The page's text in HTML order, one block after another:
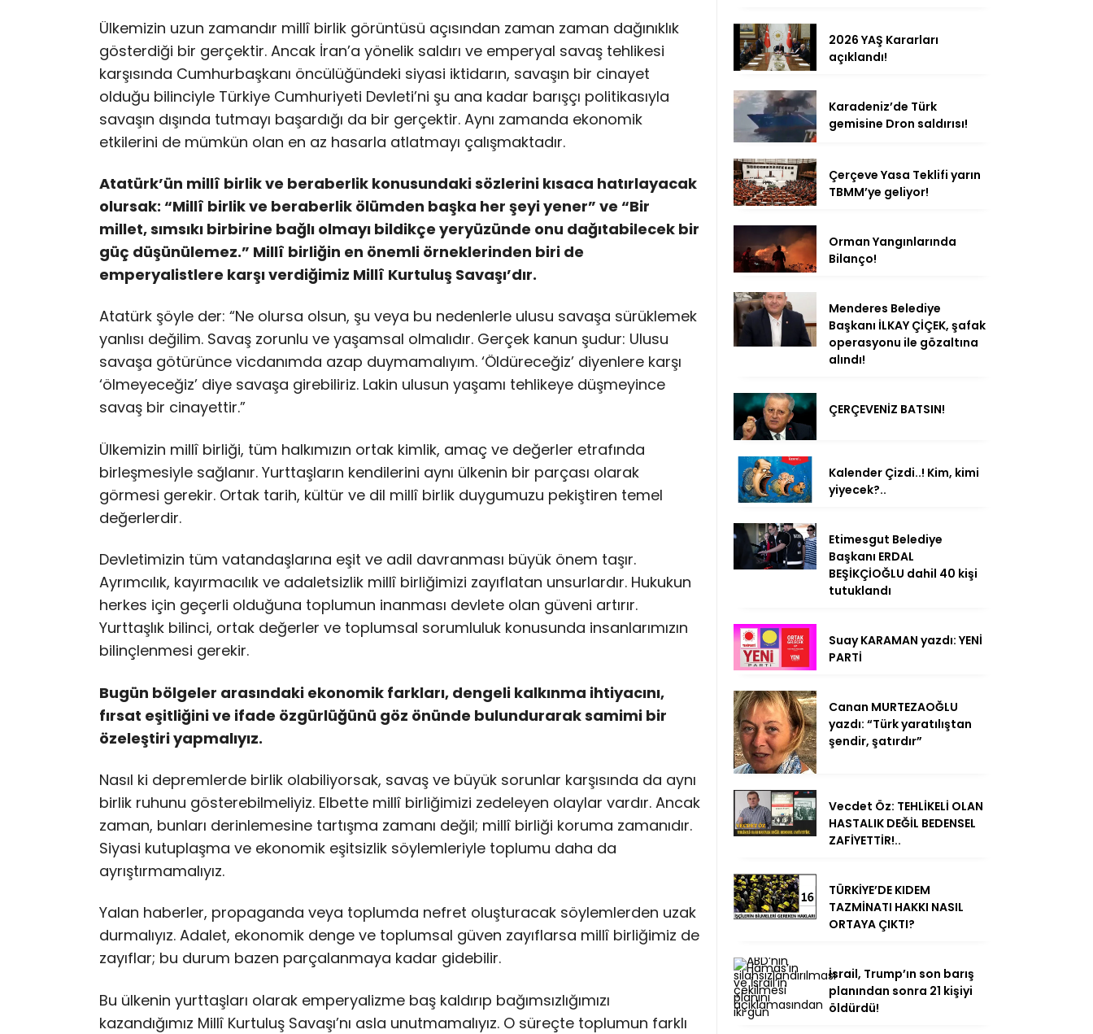
Ülkemizin uzun zamandır millî birlik görüntüsü açısından zaman zaman dağınıklık
gösterdiği bir gerçektir. Ancak İran’a yönelik saldırı ve emperyal savaş tehlikesi
karşısında Cumhurbaşkanı öncülüğündeki siyasi iktidarın, savaşın bir cinayet
olduğu bilinciyle Türkiye Cumhuriyeti Devleti’ni şu ana kadar barışçı politikasıyla
savaşın dışında tutmayı başardığı da bir gerçektir. Aynı zamanda ekonomik
etkilerini de mümkün olan en az hasarla atlatmayı çalışmaktadır.
Atatürk’ün millî birlik ve beraberlik konusundaki sözlerini kısaca hatırlayacak
olursak: “Millî birlik ve beraberlik ölümden başka her şeyi yener” ve “Bir
millet, sımsıkı birbirine bağlı olmayı bildikçe yeryüzünde onu dağıtabilecek bir
güç düşünülemez.” Millî birliğin en önemli örneklerinden biri de
emperyalistlere karşı verdiğimiz Millî Kurtuluş Savaşı’dır.
Atatürk şöyle der: “Ne olursa olsun, şu veya bu nedenlerle ulusu savaşa sürüklemek
yanlısı değilim. Savaş zorunlu ve yaşamsal olmalıdır. Gerçek kanun şudur: Ulusu
savaşa götürünce vicdanımda azap duymamalıyım. ‘Öldüreceğiz’ diyenlere karşı
‘ölmeyeceğiz’ diye savaşa girebiliriz. Lakin ulusun yaşamı tehlikeye düşmeyince
savaş bir cinayettir.”
Ülkemizin millî birliği, tüm halkımızın ortak kimlik, amaç ve değerler etrafında
birleşmesiyle sağlanır. Yurttaşların kendilerini aynı ülkenin bir parçası olarak
görmesi gerekir. Ortak tarih, kültür ve dil millî birlik duygumuzu pekiştiren temel
değerlerdir.
Devletimizin tüm vatandaşlarına eşit ve adil davranması büyük önem taşır.
Ayrımcılık, kayırmacılık ve adaletsizlik millî birliğimizi zayıflatan unsurlardır. Hukukun
herkes için geçerli olduğuna toplumun inanması devlete olan güveni artırır.
Yurttaşlık bilinci, ortak değerler ve toplumsal sorumluluk konusunda insanlarımızın
bilinçlenmesi gerekir.
Bugün bölgeler arasındaki ekonomik farkları, dengeli kalkınma ihtiyacını,
fırsat eşitliğini ve ifade özgürlüğünü göz önünde bulundurarak samimi bir
özeleştiri yapmalıyız.
Nasıl ki depremlerde birlik olabiliyorsak, savaş ve büyük sorunlar karşısında da aynı
birlik ruhunu gösterebilmeliyiz. Elbette millî birliğimizi zedeleyen olaylar vardır. Ancak
zaman, bunları derinlemesine tartışma zamanı değil; millî birliği koruma zamanıdır.
Siyasi kutuplaşma ve ekonomik eşitsizlik söylemleriyle toplumu daha da
ayrıştırmamalıyız.
Yalan haberler, propaganda veya toplumda nefret oluşturacak söylemlerden uzak
durmalıyız. Adalet, ekonomik denge ve toplumsal güven zayıflarsa millî birliğimiz de
zayıflar; bu durum bazen parçalanmaya kadar gidebilir.
Bu ülkenin yurttaşları olarak emperyalizme baş kaldırıp bağımsızlığımızı
kazandığımız Millî Kurtuluş Savaşı’nı asla unutmamalıyız. O süreçte toplumun farklı
2026 YAŞ Kararları
açıklandı!
Karadeniz’de Türk
gemisine Dron saldırısı!
Çerçeve Yasa Teklifi yarın
TBMM’ye geliyor!
Orman Yangınlarında
Bilanço!
Menderes Belediye
Başkanı İLKAY ÇİÇEK, şafak
operasyonu ile gözaltına
alındı!
ÇERÇEVENİZ BATSIN!
Kalender Çizdi..! Kim, kimi
yiyecek?..
Etimesgut Belediye
Başkanı ERDAL
BEŞİKÇİOĞLU dahil 40 kişi
tutuklandı
Suay KARAMAN yazdı: YENİ
PARTİ
Canan MURTEZAOĞLU
yazdı: “Türk yaratılıştan
şendir, şatırdır”
Vecdet Öz: TEHLİKELİ OLAN
HASTALIK DEĞİL BEDENSEL
ZAFİYETTİR!..
TÜRKİYE’DE KIDEM
TAZMİNATI HAKKI NASIL
ORTAYA ÇIKTI?
İsrail, Trump’ın son barış
planından sonra 21 kişiyi
öldürdü!